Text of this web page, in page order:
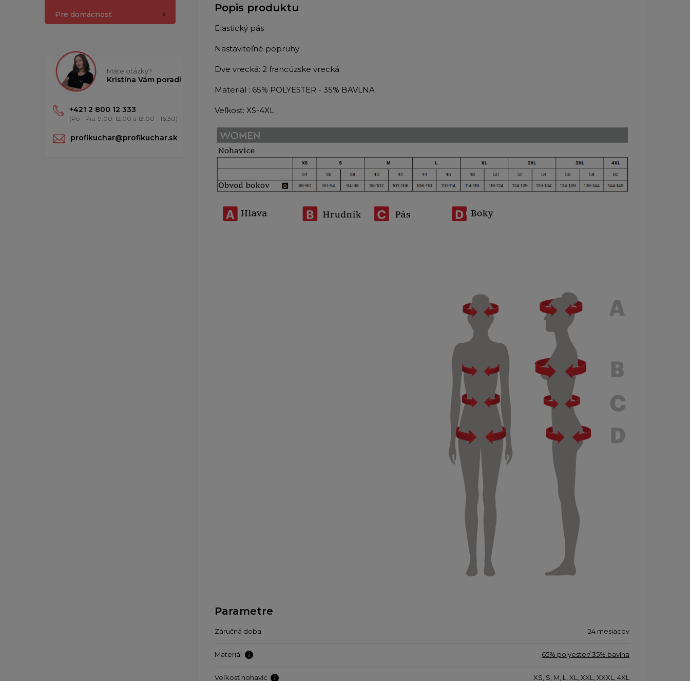
Pre domácnosť
Máte otázky?
Kristína Vám poradí
+421 2 800 12 333
(Po - Pia: 9:00-12:00 a 13:00 - 16:30)
profikuchar@profikuchar.sk
Popis produktu
Elastický pás
Nastaviteľné popruhy
Dve vrecká: 2 francúzske vrecká
Materiál : 65% POLYESTER - 35% BAVLNA
Veľkosť: XS-4XL
Parametre
Záručná doba 24 mesiacov
Materiál 65% polyester/ 35% bavlna
Veľkosť nohavíc XS, S, M, L, XL, XXL, XXXL, 4XL